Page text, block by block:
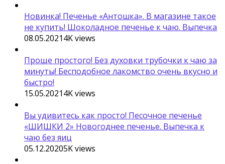
Новинка! Печенье «Антошка». В магазине такое
не купить! Шоколадное печенье к чаю. Выпечка
08.05.20214Kviews
Проще простого! Без духовки трубочки к чаю за
минуты! Бесподобное лакомство очень вкусно и
быстро!
15.05.20214Kviews
Вы удивитесь как просто! Песочное печенье
«ШИШКИ 2» Новогоднее печенье. Выпечка к
чаю без яиц
05.12.20205Kviews